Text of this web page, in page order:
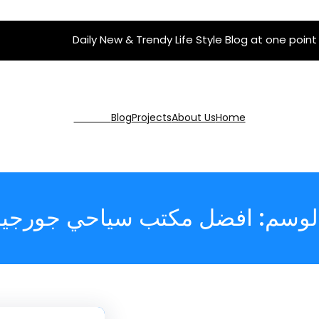
Daily New & Trendy Life Style Blog at one point
Home
About Us
Projects
Blog
افضل مكتب سياحي